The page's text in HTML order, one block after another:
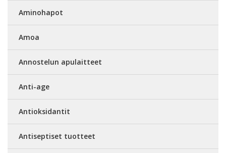
Aminohapot
Amoa
Annostelun apulaitteet
Anti-age
Antioksidantit
Antiseptiset tuotteet